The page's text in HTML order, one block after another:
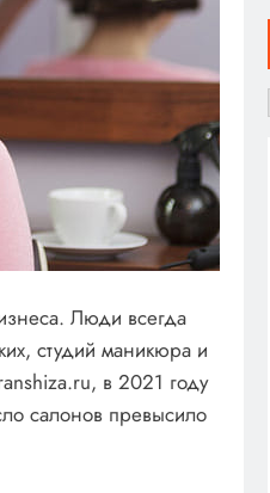
Люди всегда
студий маникюра и
в 2021 году
салонов превысило